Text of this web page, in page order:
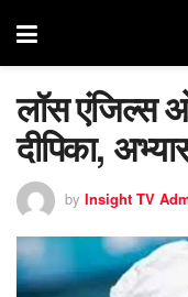
लॉस एंजिल्स
दीपिका,
by Insight TV